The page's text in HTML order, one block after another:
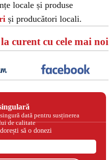
locale și produse
și producători locali.
curent cu cele mai noi
dată pentru susținerea
de calitate
să o donezi